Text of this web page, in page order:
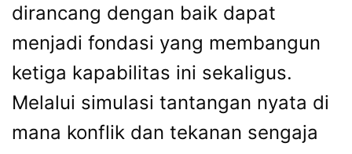
dirancang dengan baik dapat
menjadi fondasi yang membangun
ketiga kapabilitas ini sekaligus.
Melalui simulasi tantangan nyata di
mana konflik dan tekanan sengaja